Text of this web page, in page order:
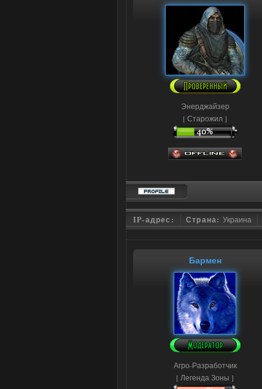
Энерджайзер
[ Старожил ]
IP-адрес: Страна: Украина
Бармен
Агро-Разработчик
[ Легенда Зоны ]